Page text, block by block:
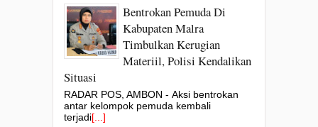
Bentrokan Pemuda Di
Kabupaten Malra
Timbulkan Kerugian
Materiil, Polisi Kendalikan
Situasi
RADAR POS, AMBON - Aksi bentrokan
antar kelompok pemuda kembali
terjadi[...]